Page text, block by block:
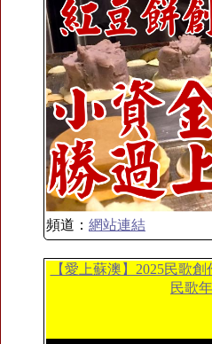
頻道： 網站連結
【愛上蘇澳】2025民歌
民歌